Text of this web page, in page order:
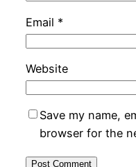
Email *
Website
Save my name,
browser for the